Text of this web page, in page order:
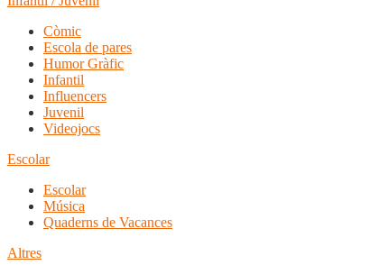
Còmic
Escola de pares
Humor Gràfic
Infantil
Influencers
Juvenil
Videojocs
Escolar
Escolar
Música
Quaderns de Vacances
Altres